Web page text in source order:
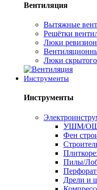
Вентиляция
Вытяжные
Решётки
Люки
Люки
Инструменты
Инструменты
УШМ/
Фен
Пилы/
Дрели и